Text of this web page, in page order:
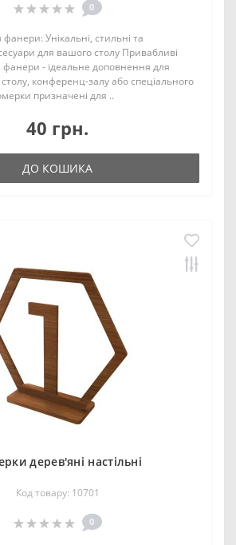
0
фанери: Унікальні, стильні та
для вашого столу Привабливі
фанери - ідеальне доповнення для
конференц-залу або спеціального
призначені для ..
40 грн.
ДО КОШИКА
дерев'яні настільні
Код товару: 10701
0